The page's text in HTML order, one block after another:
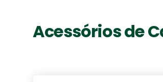
Acessórios de